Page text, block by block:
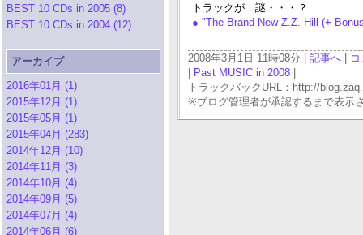
BEST 10 CDs in 2005 (8)
BEST 10 CDs in 2004 (12)
アーカイブ
2016年01月 (1)
2015年12月 (1)
2015年05月 (1)
2015年04月 (283)
2014年12月 (10)
2014年11月 (3)
2014年10月 (4)
2014年09月 (5)
2014年07月 (4)
2014年06月 (6)
トラックが，謎・・・？
● "The Brand New Z.Z. Hill (+
2008年3月1日 11時08分 | 記事へ
Past MUSIC in 2008
トラックバックURL：http://
※ブログ管理者が承認するまで表示